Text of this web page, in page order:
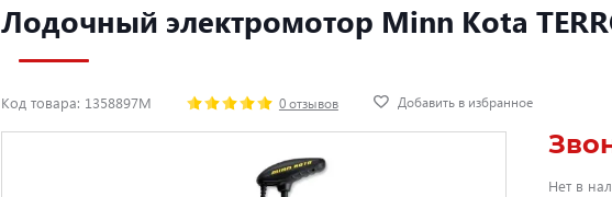
Лодочный электромотор Minn Kota
Код товара: 1358897M 0 отзывов Добавить в избранное
Нет в